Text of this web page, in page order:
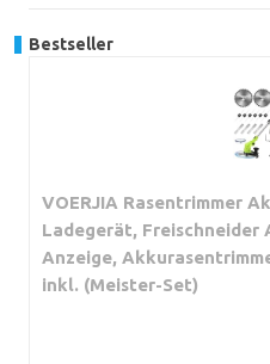
Bestseller
VOERJIA Rasentrimmer
Ladegerät, Freischneider
Anzeige,
inkl. (Meister-Set)